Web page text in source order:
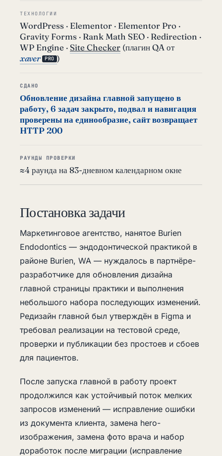
ТЕХНОЛОГИИ
WordPress · Elementor · Elementor Pro ·
Gravity Forms · Rank Math SEO · Redirection ·
WP Engine · Site Checker (плагин QA от
xaver
PRO )
СДАНО
Обновление дизайна главной запущено в
работу, 6 задач закрыто, подвал и навигация
проверены на единообразие, сайт возвращает
HTTP 200
РАУНДЫ ПРОВЕРКИ
≈4 раунда на 83-дневном календарном окне
Постановка задачи
Маркетинговое агентство, нанятое Burien
Endodontics — эндодонтической практикой в
районе Burien, WA — нуждалось в партнёре-
разработчике для обновления дизайна
главной страницы практики и выполнения
небольшого набора последующих изменений.
Редизайн главной был утверждён в Figma и
требовал реализации на тестовой среде,
проверки и публикации без простоев и сбоев
для пациентов.
После запуска главной в работу проект
продолжился как устойчивый поток мелких
запросов изменений — исправление ошибки
из документа клиента, замена hero-
изображения, замена фото врача и набор
доработок после миграции (исправление